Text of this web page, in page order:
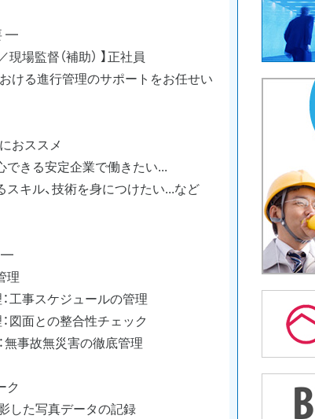
━
現場監督（補助） 】正社員
ける進行管理のサポートをお任せい
おススメ
できる安定企業で働きたい...
スキル、技術を身につけたい...など
━
理
工事スケジュールの管理
図面との整合性チェック
無事故無災害の徹底管理
ク
した写真データの記録